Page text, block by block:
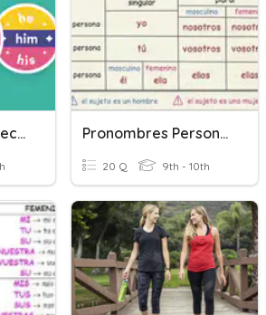
Pronouns And Antecedents Pronombres Personales
20 Q 9th - 10th